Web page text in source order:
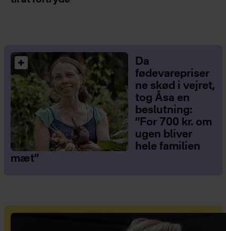
Da
fødevarepriser
ne skød i vejret,
tog Åsa en
beslutning:
”For 700 kr. om
ugen bliver
hele familien
mæt”